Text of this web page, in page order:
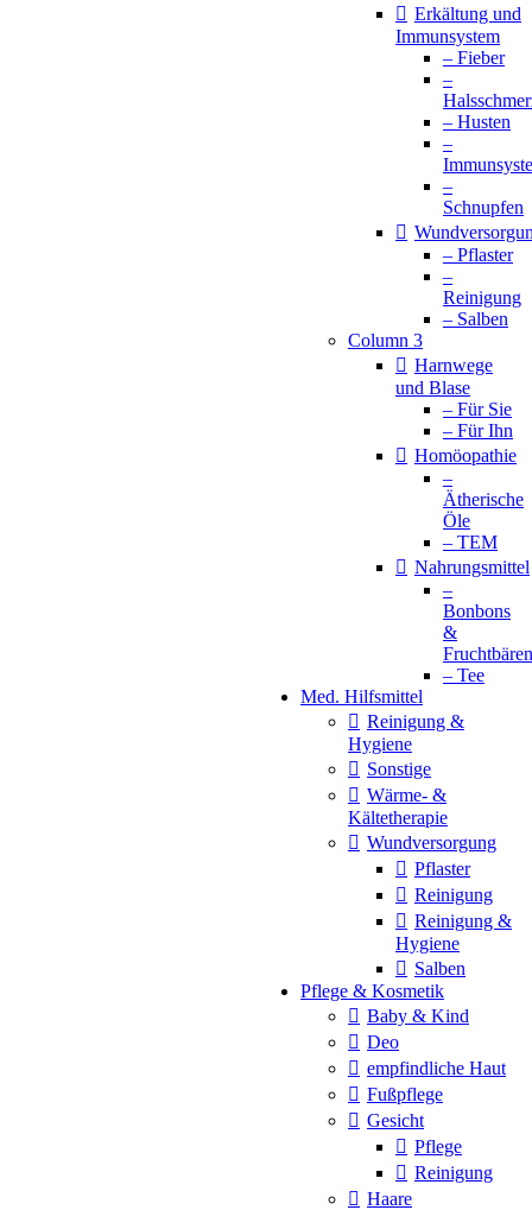
Erkältung und
Immunsystem
– Fieber
–
– Husten
–
–
Schnupfen
– Pflaster
–
Reinigung
– Salben
Column 3
Harnwege
und Blase
– Für Sie
– Für Ihn
Homöopathie
–
Ätherische
Öle
– TEM
Nahrungsmittel
–
Bonbons
&
Fruchtbären
– Tee
Med. Hilfsmittel
Reinigung &
Hygiene
Sonstige
Wärme- &
Kältetherapie
Wundversorgung
Pflaster
Reinigung
Reinigung &
Hygiene
Salben
Pflege & Kosmetik
Baby & Kind
Deo
empfindliche Haut
Fußpflege
Gesicht
Pflege
Reinigung
Haare